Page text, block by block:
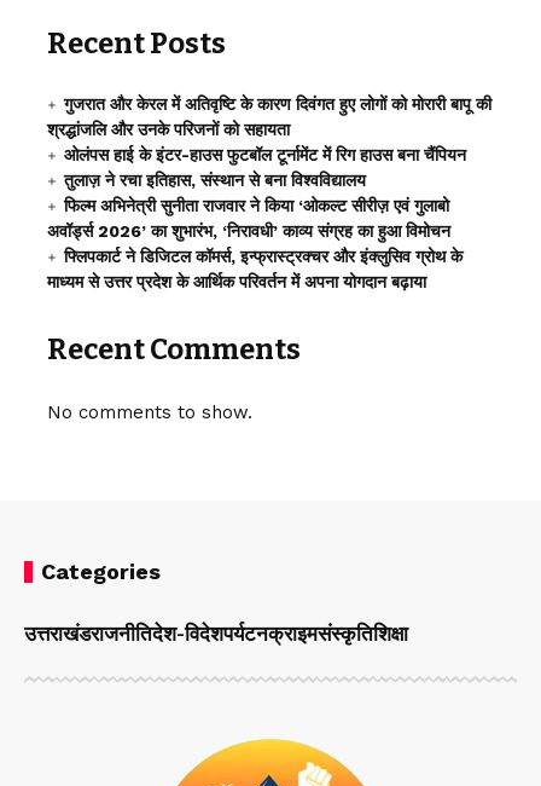
Recent Posts
गुजरात और केरल में अतिवृष्टि के कारण दिवंगत हुए लोगों को मोरारी बापू की
श्रद्धांजलि और उनके परिजनों को सहायता
ओलंपस हाई के इंटर-हाउस फुटबॉल टूर्नामेंट में रिग हाउस बना चैंपियन
तुलाज़ ने रचा इतिहास, संस्थान से बना विश्वविद्यालय
फिल्म अभिनेत्री सुनीता राजवार ने किया ‘ओकल्ट सीरीज़ एवं गुलाबो
अवॉर्ड्स 2026’ का शुभारंभ, ‘निरावधी’ काव्य संग्रह का हुआ विमोचन
फ्लिपकार्ट ने डिजिटल कॉमर्स, इन्फ्रास्ट्रक्चर और इंक्लुसिव ग्रोथ के
माध्यम से उत्तर प्रदेश के आर्थिक परिवर्तन में अपना योगदान बढ़ाया
Recent Comments
No comments to show.
Categories
उत्तराखंडराजनीतिदेश-विदेशपर्यटनक्राइमसंस्कृतिशिक्षा